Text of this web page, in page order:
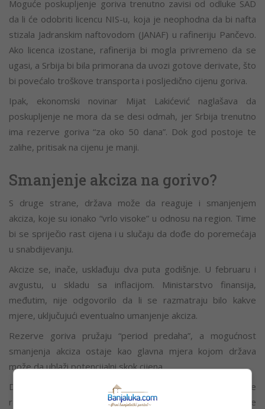
Moguće poskupljenje goriva trenutno zavisi od odluke SAD
da li će odobriti licencu NIS-u, koja je neophodna da bi nafta
stizala Jadranskim naftovodom (JANAF) u rafineriju Pančevo.
Ako licenca izostane, rafinerija bi mogla privremeno da se
ugasi, a Srbija bi bila primorana da uvozi gotove derivate, što
bi povećalo troškove transporta i posljedično cijenu goriva.
Ipak, ekonomski novinar Mijat Lakićević naglašava da
poskupljenje ne mora da se desi odmah, jer Srbija trenutno
ima rezerve goriva “za oko 50 dana”. Dok god postoje te
zalihe, pritisak na cijenu je manji.
Smanjenje akciza na gorivo?
S druge strane, država može da reaguje i smanjenjem
akciza, koje su ionako “vrlo visoke” u odnosu na region. Time
bi se spriječio rast cijena i u slučaju da dođe do poremećaja
u snabdijevanju.
Akcize se, inače, usklađuju dva puta godišnje. U februaru i
avgustu, u skladu sa inflacijom. Ministarstvo finansija,
međutim, nije odgovorilo da li se razmatraju bilo kakve
mjere, uključujući eventualno umanjenje akciza.
Rezerve goriva pružaju “period predaha”, a mogućnost
smanjenja akciza ostaje kao glavna mjera kojom država
može da ublaži potencijalni skok cijena.
Dok se čeka razrješenje, vozačima i privredi ostaje da prate
razvoj situacije i da se nadaju da turbulencije na tržištu neće